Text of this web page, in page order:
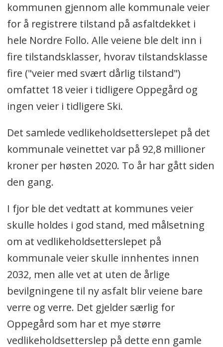
For 2022 har det blitt bevilget 10
millioner kroner, som er
ifølge temaplanen.
Til sammenligning ble det i 2020
brukt cirka 3,7 millioner kroner til ny
asfalt, det vil si kun 18,5 prosent av
Det samlede vedlikeholdsetterslepet
på det kommunale veinettet var på
Uten de årlige bevilgningene til ny
asfalt blir standarden på de
kommunale veiene bare verre og
verre. Det gjelder særlig for Oppegård
som har et mye større
vedlikeholdsetterslep enn Ski.
Etterslepet har vokst ytterligere i fjor
kommunen gjennom alle kommunale veier
for å registrere tilstand på asfaltdekket i
hele Nordre Follo. Alle veiene ble delt inn i
fire tilstandsklasser, hvorav tilstandsklasse
fire ("veier med svært dårlig tilstand")
omfattet 18 veier i tidligere Oppegård og
ingen veier i tidligere Ski.
Det samlede vedlikeholdsetterslepet på det
kommunale veinettet var på 92,8 millioner
kroner per høsten 2020. To år har gått siden
den gang.
I fjor ble det vedtatt at kommunes veier
skulle holdes i god stand, med målsetning
om at vedlikeholdsetterslepet på
kommunale veier skulle innhentes innen
2032, men alle vet at uten de årlige
bevilgningene til ny asfalt blir veiene bare
verre og verre. Det gjelder særlig for
Oppegård som har et mye større
vedlikeholdsetterslep på dette enn gamle